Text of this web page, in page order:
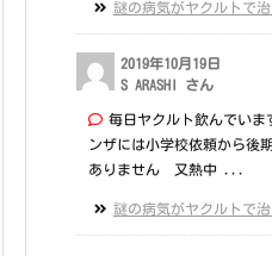
謎の病気がヤクルトで
2019年10月19日
S ARASHI さん
毎日ヤクルト飲んでい
ンザには小学校依頼から後
ありません 又熱中 ...
謎の病気がヤクルトで